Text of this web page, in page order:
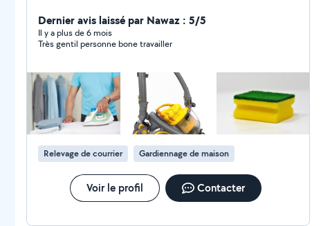
Dernier avis laissé par Nawaz : 5/5
Il y a plus de 6 mois
Très gentil personne bone travailler
Relevage de courrier Gardiennage de maison
Voir le profil Contacter